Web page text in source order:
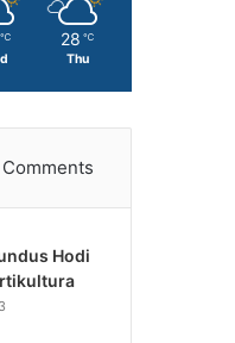
℃ 28 ℃
Thu
Comments
Hodi